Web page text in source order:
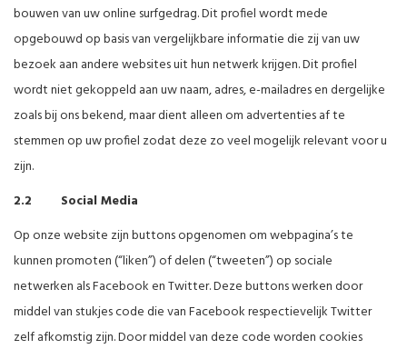
bouwen van uw online surfgedrag. Dit profiel wordt mede
opgebouwd op basis van vergelijkbare informatie die zij van uw
bezoek aan andere websites uit hun netwerk krijgen. Dit profiel
wordt niet gekoppeld aan uw naam, adres, e-mailadres en dergelijke
zoals bij ons bekend, maar dient alleen om advertenties af te
stemmen op uw profiel zodat deze zo veel mogelijk relevant voor u
zijn.
2.2 Social Media
Op onze website zijn buttons opgenomen om webpagina’s te
kunnen promoten (“liken”) of delen (“tweeten”) op sociale
netwerken als Facebook en Twitter. Deze buttons werken door
middel van stukjes code die van Facebook respectievelijk Twitter
zelf afkomstig zijn. Door middel van deze code worden cookies